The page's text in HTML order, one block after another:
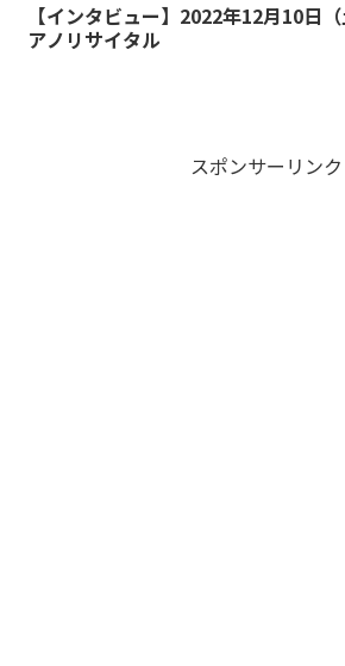
【インタビュー】2022年12月10日
アノリサイタル
スポンサーリンク